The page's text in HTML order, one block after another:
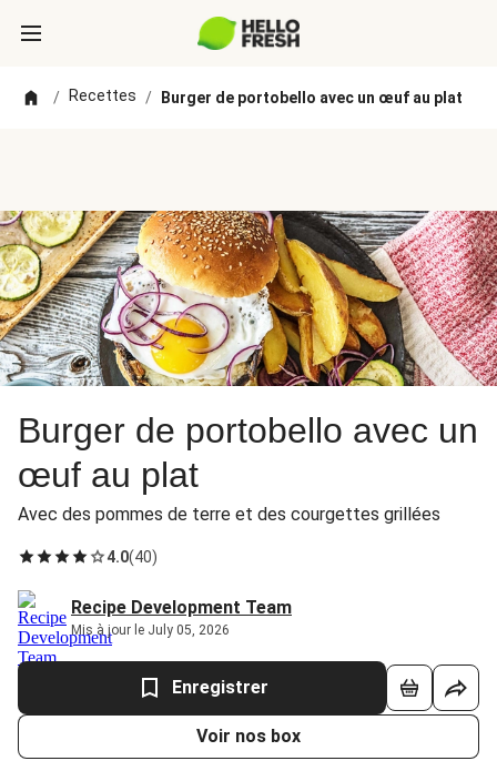
/ Recettes / Burger de portobello avec un œuf au plat
Burger de portobello avec un
œuf au plat
Avec des pommes de terre et des courgettes grillées
4.0(40)
Recipe Development Team
Mis à jour le July 05, 2026
Enregistrer
Voir nos box